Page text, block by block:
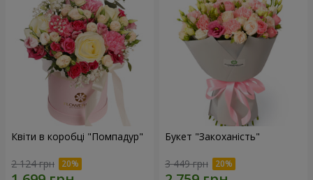
Квіти в коробці "Помпадур"
2 124 грн
Букет "Закоханість"
3 449 грн